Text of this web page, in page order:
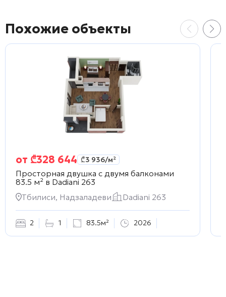
Похожие объекты
от ₾328 644 ₾3 936/м²
Просторная двушка с двумя балконами
83.5 м² в Dadiani 263
Тбилиси, Надзаладеви
Dadiani 263
2 1 83.5м² 2026